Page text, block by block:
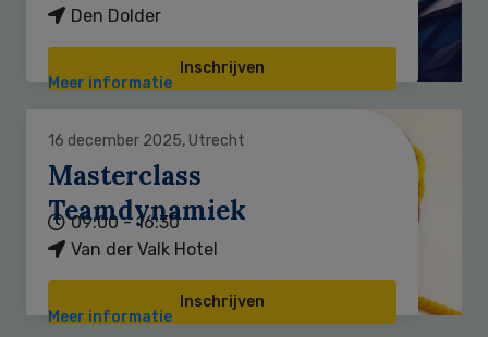
Den Dolder
Inschrijven
Meer informatie
16 december 2025, Utrecht
Masterclass
Teamdynamiek
09:00 - 16:30
Van der Valk Hotel
Inschrijven
Meer informatie